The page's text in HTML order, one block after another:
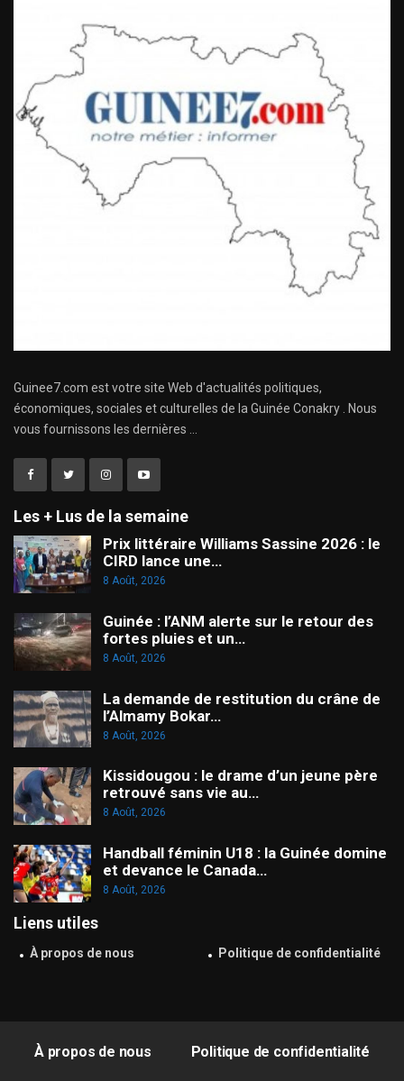
Guinee7.com est votre site Web d'actualités politiques,
économiques, sociales et culturelles de la Guinée Conakry . Nous
vous fournissons les dernières ...
Les + Lus de la semaine
Prix littéraire Williams Sassine 2026 : le
CIRD lance une…
8 Août, 2026
Guinée : l’ANM alerte sur le retour des
fortes pluies et un…
8 Août, 2026
La demande de restitution du crâne de
l’Almamy Bokar…
8 Août, 2026
Kissidougou : le drame d’un jeune père
retrouvé sans vie au…
8 Août, 2026
Handball féminin U18 : la Guinée domine
et devance le Canada…
8 Août, 2026
Liens utiles
À propos de nous Politique de confidentialité
À propos de nous Politique de confidentialité